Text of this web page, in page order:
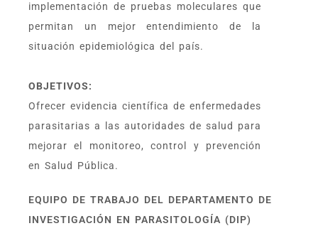
implementación de pruebas moleculares que
permitan un mejor entendimiento de la
situación epidemiológica del país.
OBJETIVOS:
Ofrecer evidencia científica de enfermedades
parasitarias a las autoridades de salud para
mejorar el monitoreo, control y prevención
en Salud Pública.
EQUIPO DE TRABAJO DEL DEPARTAMENTO DE
INVESTIGACIÓN EN PARASITOLOGÍA (DIP)